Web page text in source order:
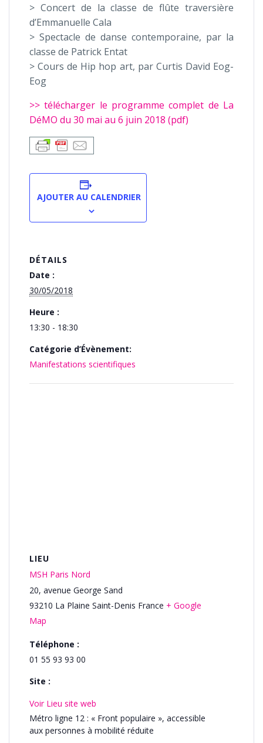
> Concert de la classe de flûte traversière
d’Emmanuelle Cala
> Spectacle de danse contemporaine, par la
classe de Patrick Entat
> Cours de Hip hop art, par Curtis David Eog-
Eog
>> télécharger le programme complet de La
DéMO du 30 mai au 6 juin 2018 (pdf)
AJOUTER AU CALENDRIER
DÉTAILS
Date :
30/05/2018
Heure :
13:30 - 18:30
Catégorie d’Évènement:
Manifestations scientifiques
LIEU
MSH Paris Nord
20, avenue George Sand
93210 La Plaine Saint-Denis France + Google
Map
Téléphone :
01 55 93 93 00
Site :
Voir Lieu site web
Métro ligne 12 : « Front populaire », accessible
aux personnes à mobilité réduite